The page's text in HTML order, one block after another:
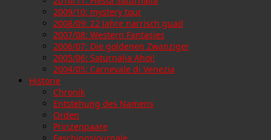
2009/10: mystery tour
2008/09: 22 Jahre narrisch guad
2007/08: Western Fantasies
2006/07: Die goldenen Zwanziger
2005/06: Saturnalia Ahoi!
2004/05: Carnevale di Venezia
Historie
Chronik
Entstehung des Namens
Orden
Prinzenpaare